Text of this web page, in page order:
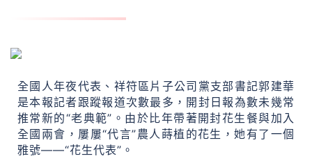
全國人年夜代表、祥符區片子公司黨支部書記郭建華
是本報記者跟蹤報道次數最多，開封日報為數未幾常
推常新的“老典範”。由於比年帶著開封花生餐與加入
全國兩會，屢屢“代言”農人蒔植的花生，她有了一個
雅號——“花生代表”。